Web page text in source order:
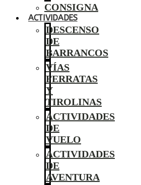
CONSIGNA
ACTIVIDADES
DESCENSO
DE
BARRANCOS
VÍAS
FERRATAS
Y
TIROLINAS
ACTIVIDADES
DE
VUELO
ACTIVIDADES
DE
AVENTURA